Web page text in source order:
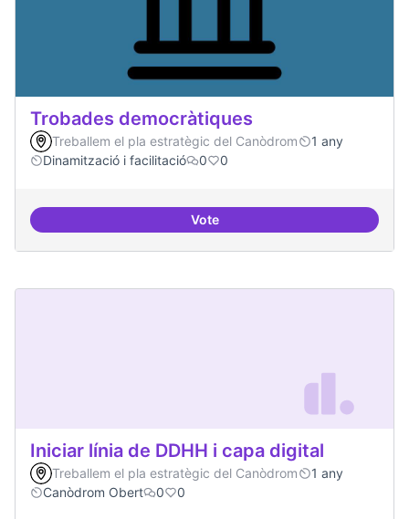
Trobades democràtiques
Treballem el pla estratègic del Canòdrom
1 any
Dinamització i facilitació
0 0
VoteTrobades democràtiques
Iniciar línia de DDHH i capa digital
Treballem el pla estratègic del Canòdrom
1 any
Canòdrom Obert
0 0